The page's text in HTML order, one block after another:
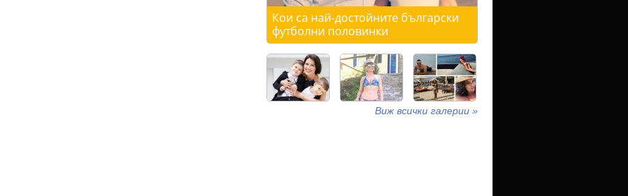
Кои са най-достойните български
футболни половинки
Виж всички галерии »